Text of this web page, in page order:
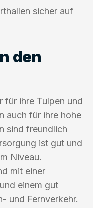
sicher auf
den
für ihre Tulpen und
auch für ihre hohe
sind freundlich
ist gut und
Niveau.
mit einer
einem gut
und Fernverkehr.